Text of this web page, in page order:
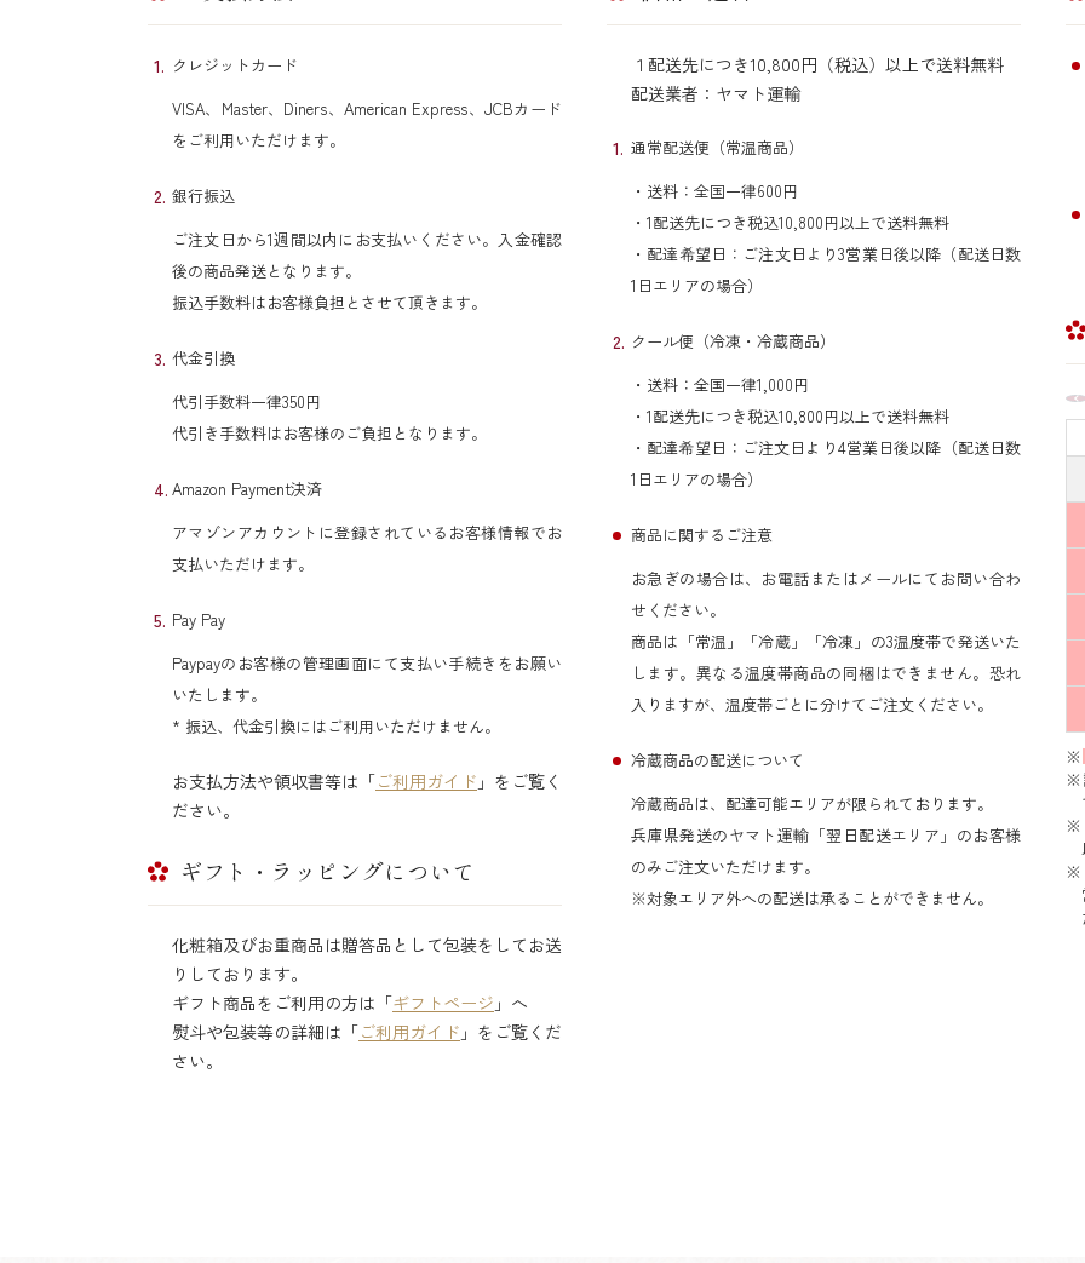
クレジットカード
VISA、Master、Diners、American Express、JCBカード
をご利用いただけます。
銀行振込
ご注文日から1週間以内にお支払いください。入金確認
後の商品発送となります。
振込手数料はお客様負担とさせて頂きます。
代金引換
代引手数料一律350円
代引き手数料はお客様のご負担となります。
Amazon Payment決済
アマゾンアカウントに登録されているお客様情報でお
支払いただけます。
Pay Pay
Paypayのお客様の管理画面にて支払い手続きをお願い
いたします。
* 振込、代金引換にはご利用いただけません。
お支払方法や領収書等は「ご利用ガイド 」をご覧く
ださい。
ギフト・ラッピングについて
化粧箱及びお重商品は贈答品として包装をしてお送
りしております。
ギフト商品をご利用の方は「ギフトページ 」へ
熨斗や包装等の詳細は「ご利用ガイド 」をご覧くだ
さい。
１配送先につき10,800円（税込）以上で送料無料
配送業者：ヤマト運輸
通常配送便（常温商品）
・送料：全国一律600円
・1配送先につき税込10,800円以上で送料無料
・配達希望日：ご注文日より3営業日後以降（配送日数
1日エリアの場合）
クール便（冷凍・冷蔵商品）
・送料：全国一律1,000円
・1配送先につき税込10,800円以上で送料無料
・配達希望日：ご注文日より4営業日後以降（配送日数
1日エリアの場合）
商品に関するご注意
お急ぎの場合は、お電話またはメールにてお問い合わ
せください。
商品は「常温」「冷蔵」「冷凍」の3温度帯で発送いた
します。異なる温度帯商品の同梱はできません。恐れ
入りますが、温度帯ごとに分けてご注文ください。
冷蔵商品の配送について
冷蔵商品は、配達可能エリアが限られております。
兵庫県発送のヤマト運輸「翌日配送エリア」のお客様
のみご注文いただけます。
※対象エリア外への配送は承ることができません。
※
※
※
※